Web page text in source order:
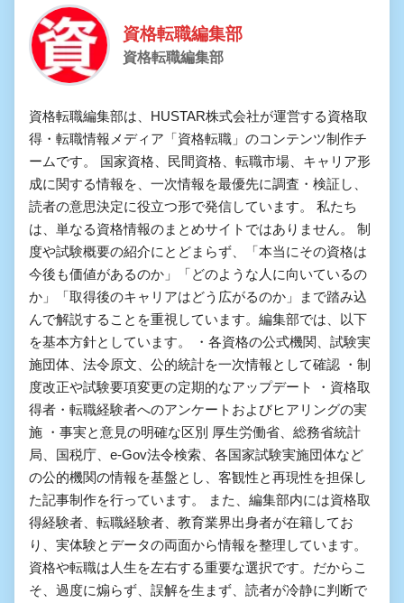
資格転職編集部
資格転職編集部
資格転職編集部は、HUSTAR株式会社が運営する資格取
得・転職情報メディア「資格転職」のコンテンツ制作チ
ームです。 国家資格、民間資格、転職市場、キャリア形
成に関する情報を、一次情報を最優先に調査・検証し、
読者の意思決定に役立つ形で発信しています。 私たち
は、単なる資格情報のまとめサイトではありません。 制
度や試験概要の紹介にとどまらず、「本当にその資格は
今後も価値があるのか」「どのような人に向いているの
か」「取得後のキャリアはどう広がるのか」まで踏み込
んで解説することを重視しています。編集部では、以下
を基本方針としています。 ・各資格の公式機関、試験実
施団体、法令原文、公的統計を一次情報として確認 ・制
度改正や試験要項変更の定期的なアップデート ・資格取
得者・転職経験者へのアンケートおよびヒアリングの実
施 ・事実と意見の明確な区別 厚生労働省、総務省統計
局、国税庁、e-Gov法令検索、各国家試験実施団体など
の公的機関の情報を基盤とし、客観性と再現性を担保し
た記事制作を行っています。 また、編集部内には資格取
得経験者、転職経験者、教育業界出身者が在籍してお
り、実体験とデータの両面から情報を整理しています。
資格や転職は人生を左右する重要な選択です。だからこ
そ、過度に煽らず、誤解を生まず、読者が冷静に判断で